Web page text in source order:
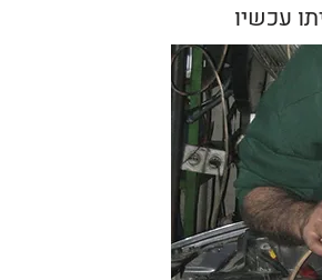
עכשיו